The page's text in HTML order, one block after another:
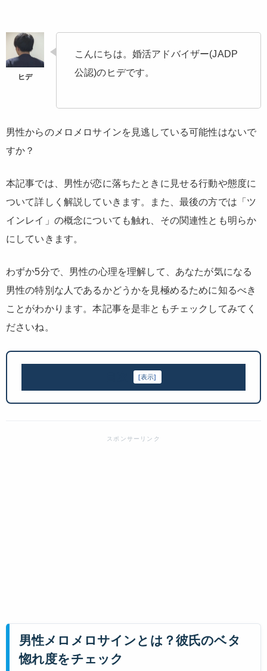
こんにちは。婚活アドバイザー(JADP
公認)のヒデです。
男性からのメロメロサインを見逃している可能性はないで
すか？
本記事では、男性が恋に落ちたときに見せる行動や態度に
ついて詳しく解説していきます。また、最後の方では「ツ
インレイ」の概念についても触れ、その関連性とも明らか
にしていきます。
わずか5分で、男性の心理を理解して、あなたが気になる
男性の特別な人であるかどうかを見極めるために知るべき
ことがわかります。本記事を是非ともチェックしてみてく
ださいね。
[表示]
男性メロメロサインとは？彼氏のベタ
惚れ度をチェック